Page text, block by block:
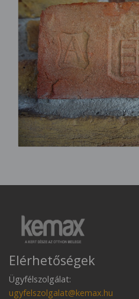
Elérhetőségek
Ügyfélszolgálat:
ugyfelszolgalat@kemax.hu